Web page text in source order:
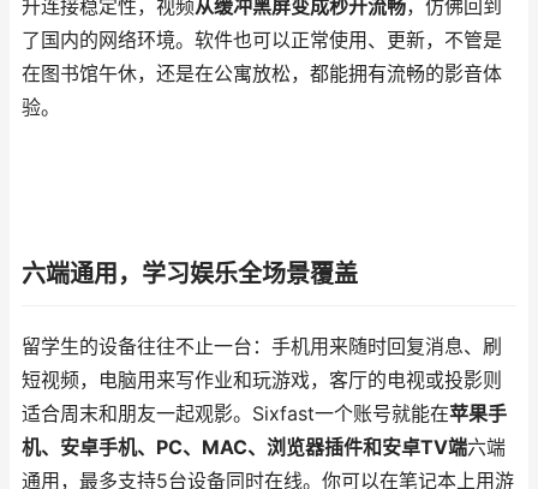
升连接稳定性，视频从缓冲黑屏变成秒开流畅，仿佛回到
了国内的网络环境。软件也可以正常使用、更新，不管是
在图书馆午休，还是在公寓放松，都能拥有流畅的影音体
验。
六端通用，学习娱乐全场景覆盖
留学生的设备往往不止一台：手机用来随时回复消息、刷
短视频，电脑用来写作业和玩游戏，客厅的电视或投影则
适合周末和朋友一起观影。Sixfast一个账号就能在苹果手
机、安卓手机、PC、MAC、浏览器插件和安卓TV端六端
通用，最多支持5台设备同时在线。你可以在笔记本上用游